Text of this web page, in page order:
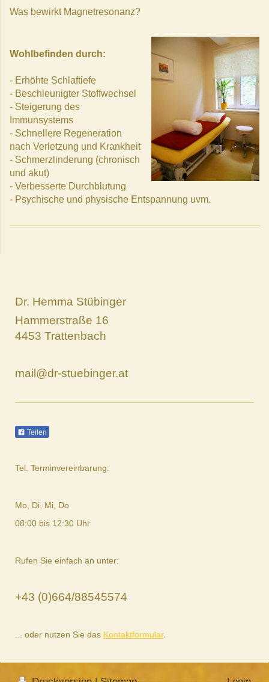
Was bewirkt Magnetresonanz?
Wohlbefinden durch:
- Erhöhte Schlaftiefe
- Beschleunigter Stoffwechsel
- Steigerung des
Immunsystems
- Schnellere Regeneration
nach Verletzung und Krankheit
- Schmerzlinderung (chronisch
und akut)
- Verbesserte Durchblutung
- Psychische und physische Entspannung uvm.
Dr. Hemma Stübinger
Hammerstraße 16
4453 Trattenbach
mail@dr-stuebinger.at
Teilen
Tel. Terminvereinbarung:
Mo, Di, Mi, Do
08:00 bis 12:30 Uhr
Rufen Sie einfach an unter:
+43 (0)664/88545574
... oder nutzen Sie das Kontaktformular.